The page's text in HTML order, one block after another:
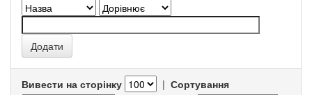
Вивести на сторінку | Сортування